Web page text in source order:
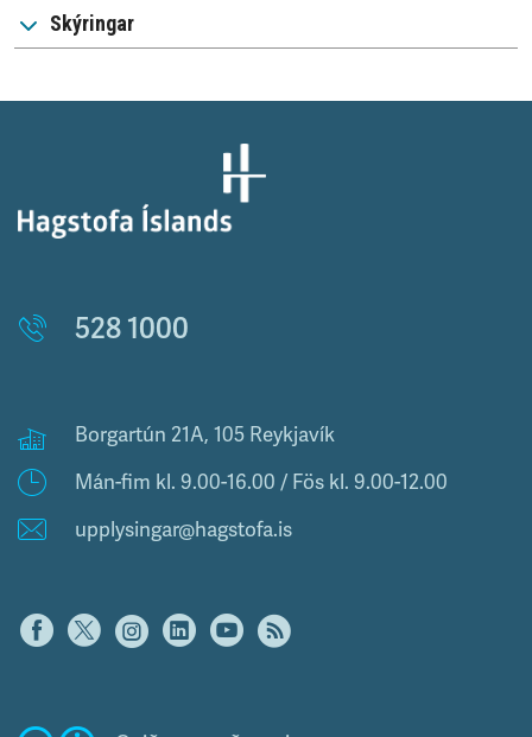
Skýringar
528 1000
Borgartún 21A, 105 Reykjavík
Mán-fim kl. 9.00-16.00 / Fös kl. 9.00-12.00
upplysingar@hagstofa.is